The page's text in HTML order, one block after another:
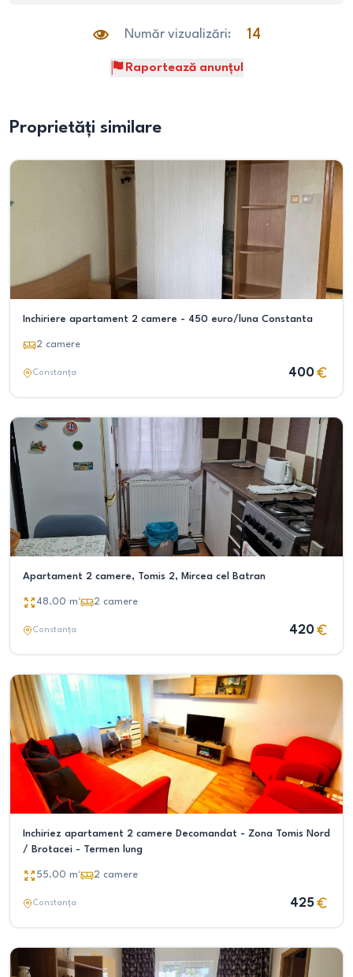
Număr vizualizări: 14
Raportează anunțul
Proprietăți similare
Inchiriere apartament 2 camere - 450 euro/luna Constanta
2 camere
Constanța 400
Apartament 2 camere, Tomis 2, Mircea cel Batran
48.00 m² 2 camere
Constanța 420
Inchiriez apartament 2 camere Decomandat - Zona Tomis Nord
/ Brotacei - Termen lung
55.00 m² 2 camere
Constanța 425